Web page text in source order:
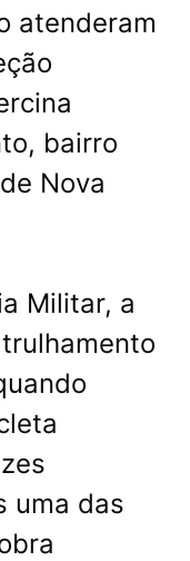
atenderam
bairro
Nova
Militar, a
uma das